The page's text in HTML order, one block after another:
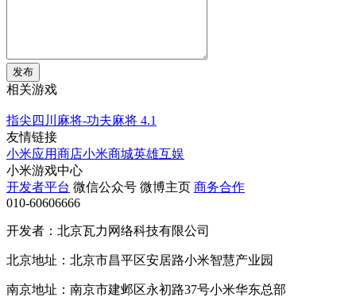
发布
相关游戏
指尖四川麻将-功夫麻将 4.1
友情链接
小米应用商店小米商城英雄互娱
小米游戏中心
开发者平台 微信公众号 微博主页 商务合作
010-60606666
开发者：北京瓦力网络科技有限公司
北京地址：北京市昌平区安居路小米智慧产业园
南京地址：南京市建邺区永初路37号小米华东总部